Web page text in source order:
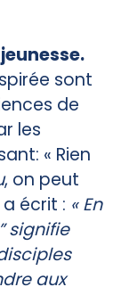
sont
de
les
« Rien
, on peut
écrit : « En
signifie
aux